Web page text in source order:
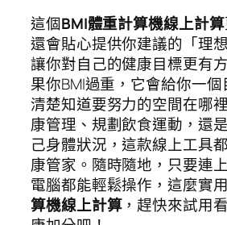
這個BMI體重計算機線上計算
還會貼心提供你建議的「理
讓你對自己的健康目標更有
果你BMI過重，它會給你一
清楚知道要努力的空間在哪
康管理、規劃飲食運動，還
己身體狀況，這款線上工具
康管家。隨時隨地，只要連
電腦都能輕鬆操作，這麼實
算機線上計算，趕快來試用